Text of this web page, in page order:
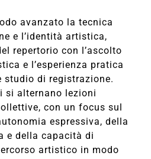
avanzato la tecnica
e l’identità artistica,
repertorio con l’ascolto
e l’esperienza pratica
studio di registrazione.
si alternano lezioni
con un focus sul
espressiva, della
e della capacità di
artistico in modo